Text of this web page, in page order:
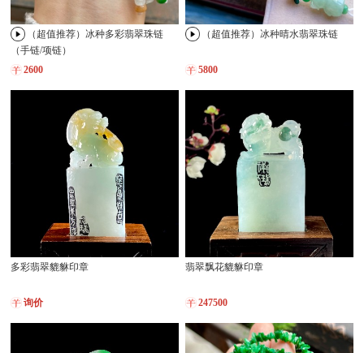
（超值推荐）冰种多彩翡翠珠链
（手链/项链）
2600
（超值推荐）冰种晴水翡翠珠链
5800
多彩翡翠貔貅印章
询价
翡翠飘花貔貅印章
247500